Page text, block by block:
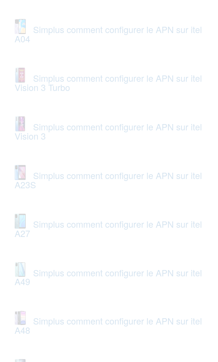
Simplus comment configurer le APN sur itel
A04
Simplus comment configurer le APN sur itel
Vision 3 Turbo
Simplus comment configurer le APN sur itel
Vision 3
Simplus comment configurer le APN sur itel
A23S
Simplus comment configurer le APN sur itel
A27
Simplus comment configurer le APN sur itel
A49
Simplus comment configurer le APN sur itel
A48